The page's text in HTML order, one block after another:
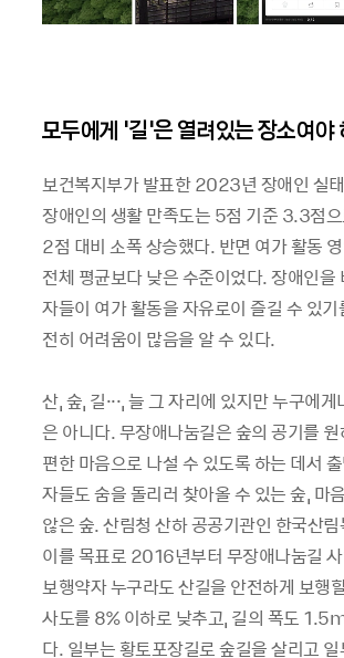
모두에게 ‘길’은 열려있는 장소여야
보건복지부가 발표한 2023년 장애인 실
장애인의 생활 만족도는 5점 기준 3.3점
2점 대비 소폭 상승했다. 반면 여가 활동
전체 평균보다 낮은 수준이었다. 장애인을
자들이 여가 활동을 자유로이 즐길 수 있기
전히 어려움이 많음을 알 수 있다.
산, 숲, 길···, 늘 그 자리에 있지만 누구에
은 아니다. 무장애나눔길은 숲의 공기를
편한 마음으로 나설 수 있도록 하는 데서
자들도 숨을 돌리러 찾아올 수 있는 숲, 마
않은 숲. 산림청 산하 공공기관인 한국산
이를 목표로 2016년부터 무장애나눔길
보행약자 누구라도 산길을 안전하게 보행
사도를 8% 이하로 낮추고, 길의 폭도
다. 일부는 황토포장길로 숲길을 살리고